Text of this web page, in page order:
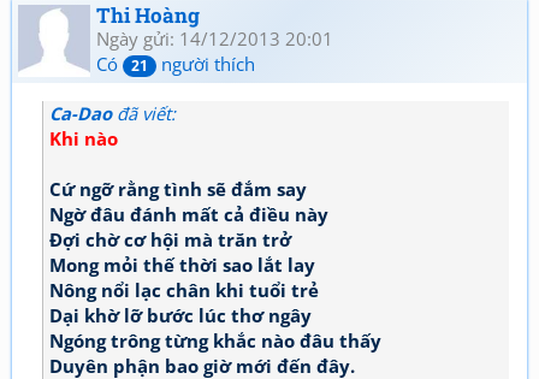
Thi Hoàng
Ngày gửi: 14/12/2013 20:01
Có
21 người thích
Ca-Daođã viết:
Khi nào
Cứ ngỡ rằng tình sẽ đắm say
Ngờ đâu đánh mất cả điều này
Đợi chờ cơ hội mà trăn trở
Mong mỏi thế thời sao lắt lay
Nông nổi lạc chân khi tuổi trẻ
Dại khờ lỡ bước lúc thơ ngây
Ngóng trông từng khắc nào đâu thấy
Duyên phận bao giờ mới đến đây.